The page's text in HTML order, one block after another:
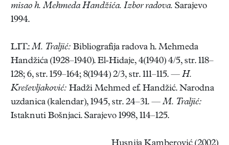
misao h. Mehmeda Handžića. Izbor radova. Sarajevo
1994.
LIT.:M. Traljić: Bibliografija radova h. Mehmeda
Handžića (1928–1940). El-Hidaje, 4(1940) 4/5, str. 118–
128; 6, str. 159–164; 8(1944) 2/3, str. 111–115. — H.
Kreševljaković: Hadži Mehmed ef. Handžić. Narodna
uzdanica (kalendar), 1945, str. 24–31. —M. Traljić:
Istaknuti Bošnjaci. Sarajevo 1998, 114–125.